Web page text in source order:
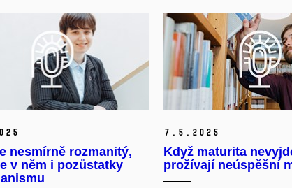
nesmírně rozmanitý,
v něm i pozůstatky
7. 5. 2025
Když maturita
prožívají neúspěšní